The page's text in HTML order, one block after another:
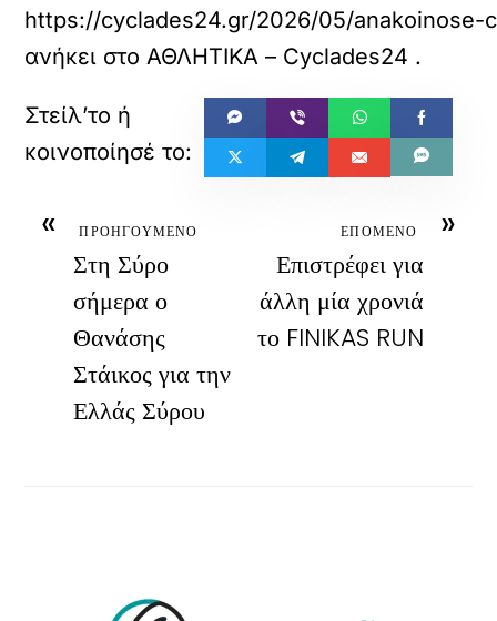
https://cyclades24.gr/2026/05/
ανήκει στοΑΘΛΗΤΙΚΑ – Cyclades24 .
« ΠΡΟΗΓΟΥΜΕΝΟ
Στη Σύρο
σήμερα ο
Θανάσης
Στάικος για την
Ελλάς Σύρου
»
ΕΠΟΜΕΝΟ
Επιστρέφει για
άλλη μία χρονιά
το FINIKAS RUN